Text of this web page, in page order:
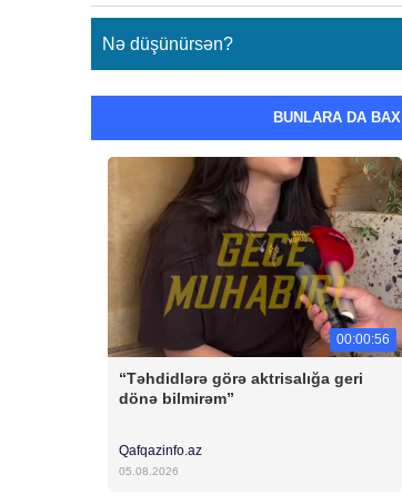
Nə düşünürsən?
BUNLARA DA BAX
00:00:56
“Təhdidlərə görə aktrisalığa geri
dönə bilmirəm”
Qafqazinfo.az
05.08.2026